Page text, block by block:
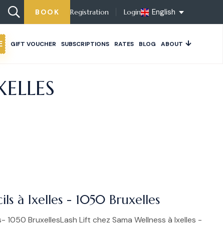
BOOK Registration Login English
GIFT VOUCHER SUBSCRIPTIONS RATES BLOG ABOUT
à Ixelles - 1050 Bruxelles
1050 BruxellesLash Lift chez Sama Wellness à Ixelles -